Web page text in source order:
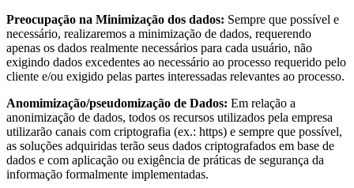
Preocupação na Minimização dos dados: Sempre que possível e
necessário, realizaremos a minimização de dados, requerendo
apenas os dados realmente necessários para cada usuário, não
exigindo dados excedentes ao necessário ao processo requerido pelo
cliente e/ou exigido pelas partes interessadas relevantes ao processo.
Anomimização/pseudomização de Dados: Em relação a
anonimização de dados, todos os recursos utilizados pela empresa
utilizarão canais com criptografia (ex.: https) e sempre que possível,
as soluções adquiridas terão seus dados criptografados em base de
dados e com aplicação ou exigência de práticas de segurança da
informação formalmente implementadas.